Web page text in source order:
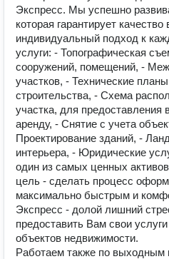
Экспресс. Мы успешно
которая гарантирует
индивидуальный подход к
услуги: - Топографическая
сооружений, помещений, -
участков, - Технические
строительства, - Схема
участка, для предоставления
аренду, - Снятие с учета
Проектирование зданий, -
интерьера, - Юридические
один из самых ценных
цель - сделать процесс
максимально быстрым и
Экспресс - долой лишний
предоставить Вам свои
объектов недвижимости.
Работаем также по выходным